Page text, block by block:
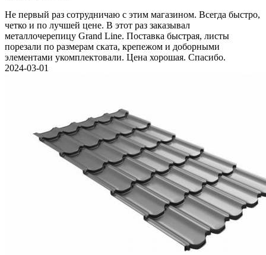
Не первый раз сотрудничаю с этим магазином. Всегда быстро,
четко и по лучшей цене. В этот раз заказывал
металлочерепицу Grand Line. Поставка быстрая, листы
порезали по размерам ската, крепежом и доборными
элементами укомплектовали. Цена хорошая. Спасибо.
2024-03-01